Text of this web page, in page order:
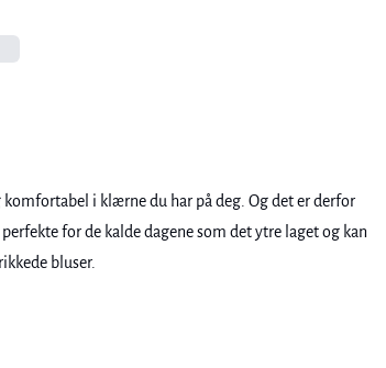
i klærne du har på deg. Og det er derfor
for de kalde dagene som det ytre laget og kan
bluser.